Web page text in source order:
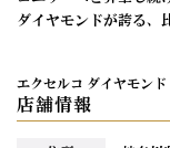
ダイヤモンドが誇る、
エクセルコ ダイヤモン
店舗情報